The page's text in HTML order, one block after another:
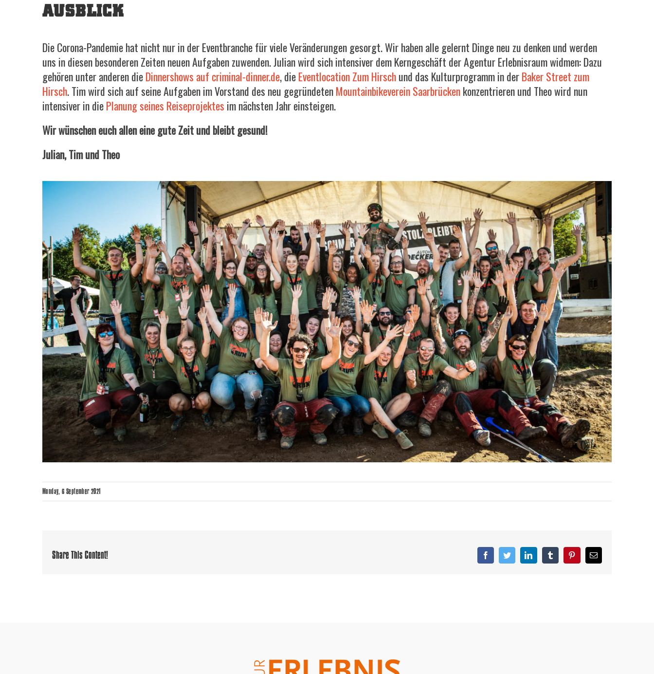
AUSBLICK
Die Corona-Pandemie hat nicht nur in der Eventbranche für viele Veränderungen gesorgt. Wir haben alle gelernt Dinge neu zu denken und werden
uns in diesen besonderen Zeiten neuen Aufgaben zuwenden. Julian wird sich intensiver dem Kerngeschäft der Agentur Erlebnisraum widmen: Dazu
gehören unter anderen dieDinnershows auf criminal-dinner.de, dieEventlocation Zum Hirschund das Kulturprogramm in derBaker Street zum
Hirsch. Tim wird sich auf seine Aufgaben im Vorstand des neu gegründetenMountainbikeverein Saarbrückenkonzentrieren und Theo wird nun
intensiver in diePlanung seines Reiseprojektes im nächsten Jahr einsteigen.
Wir wünschen euch allen eine gute Zeit und bleibt gesund!
Julian, Tim und Theo
Monday, 6 September 2021
Share This Content! FacebookTwitterLinkedInTumblr PinterestEmail